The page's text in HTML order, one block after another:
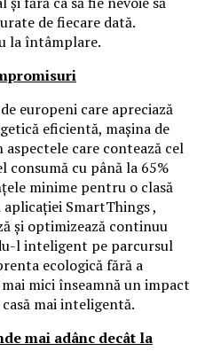
de fiecare dată.
la întâmplare.
europeni care apreciază
eficientă, mașina de
aspectele care contează cel
consumă cu până la 65%
minime pentru o clasă
SmartThings ,
și optimizează continuu
l inteligent pe parcursul
ecologică fără a
mici înseamnă un impact
mai inteligentă.
mai adânc decât la